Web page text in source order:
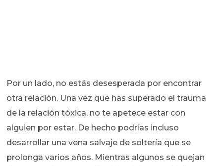
Por un lado, no estás desesperada por encontrar
otra relación. Una vez que has superado el trauma
de la relación tóxica, no te apetece estar con
alguien por estar. De hecho podrías incluso
desarrollar una vena salvaje de soltería que se
prolonga varios años. Mientras algunos se quejan